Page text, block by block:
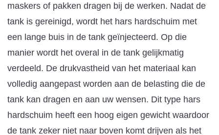
maskers of pakken dragen bij de werken. Nadat de
tank is gereinigd, wordt het hars hardschuim met
een lange buis in de tank geïnjecteerd. Op die
manier wordt het overal in de tank gelijkmatig
verdeeld. De drukvastheid van het materiaal kan
volledig aangepast worden aan de belasting die de
tank kan dragen en aan uw wensen. Dit type hars
hardschuim heeft een hoog eigen gewicht waardoor
de tank zeker niet naar boven komt drijven als het